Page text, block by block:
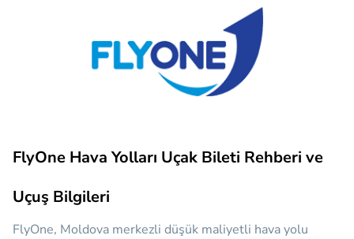
FlyOne Hava Yolları Uçak Bileti Rehberi ve
Uçuş Bilgileri
FlyOne, Moldova merkezli düşük maliyetli hava yolu